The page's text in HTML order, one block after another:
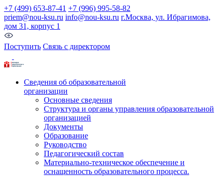
+7 (499) 653-87-41 +7 (996) 995-58-82
priem@nou-ksu.ru info@nou-ksu.ru г.Москва, ул. Ибрагимова,
дом 31, корпус 1
Поступить Связь с директором
Сведения об образовательной
организации
Основные сведения
Структура и органы управления образовательной
организацией
Документы
Образование
Руководство
Педагогический состав
Материально-техническое обеспечение и
оснащенность образовательного процесса.